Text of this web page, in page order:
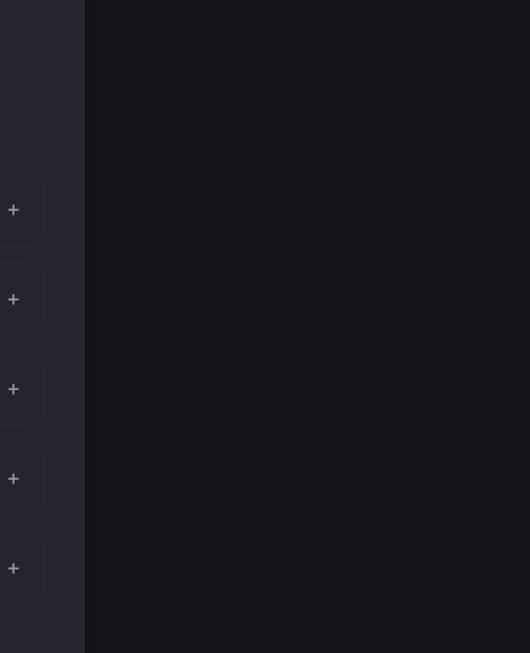
+
+
+
+
+